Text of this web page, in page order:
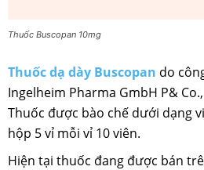
Thuốc Buscopan 10mg
Thuốc dạ dày Buscopan do
Ingelheim Pharma GmbH P&
Thuốc được bào chế dưới dạng
hộp 5 vỉ mỗi vỉ 10 viên.
Hiện tại thuốc đang được bán